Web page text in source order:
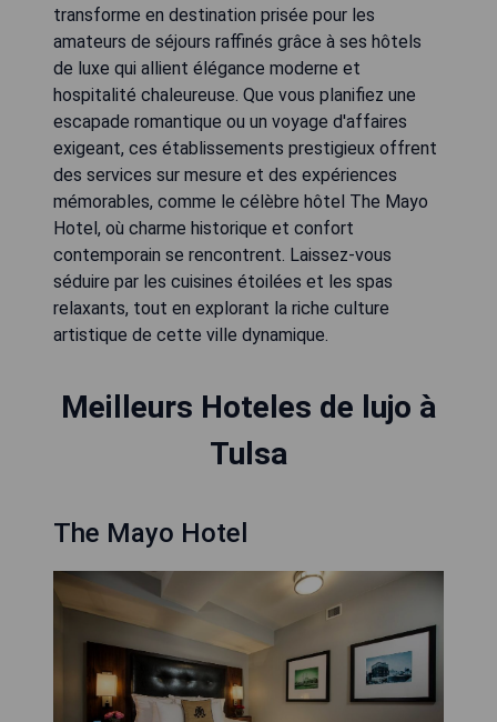
transforme en destination prisée pour les
amateurs de séjours raffinés grâce à ses hôtels
de luxe qui allient élégance moderne et
hospitalité chaleureuse. Que vous planifiez une
escapade romantique ou un voyage d'affaires
exigeant, ces établissements prestigieux offrent
des services sur mesure et des expériences
mémorables, comme le célèbre hôtel The Mayo
Hotel, où charme historique et confort
contemporain se rencontrent. Laissez-vous
séduire par les cuisines étoilées et les spas
relaxants, tout en explorant la riche culture
artistique de cette ville dynamique.
Meilleurs Hoteles de lujo à
Tulsa
The Mayo Hotel